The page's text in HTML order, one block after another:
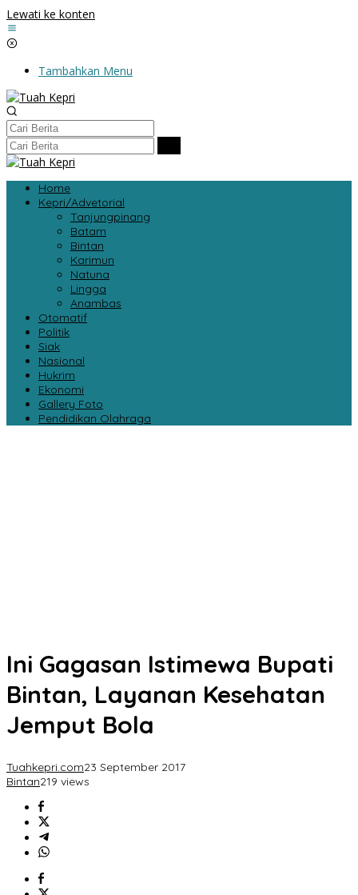
Lewati ke konten
Tambahkan Menu
Home
Kepri/Advetorial
Tanjungpinang
Batam
Bintan
Karimun
Natuna
Lingga
Anambas
Otomatif
Politik
Siak
Nasional
Hukrim
Ekonomi
Gallery Foto
Pendidikan Olahraga
Ini Gagasan Istimewa Bupati
Bintan, Layanan Kesehatan
Jemput Bola
Tuahkepri.com23 September 2017
Bintan219 views